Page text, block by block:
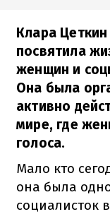
Клара
посвятила
женщин и
Она была
активно
мире, где
голоса.
Мало кто
она была
социалисток